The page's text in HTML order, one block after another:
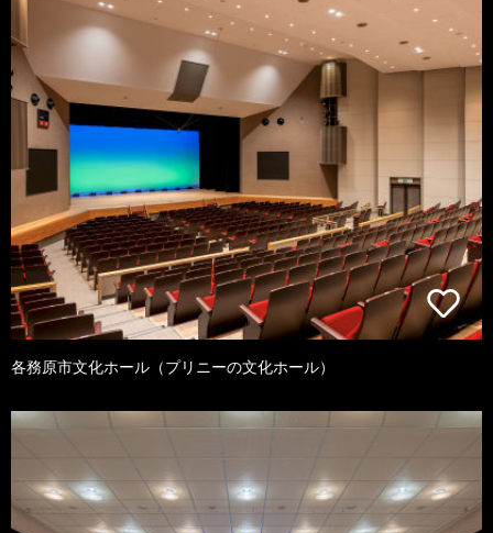
各務原市文化ホール（プリニーの文化ホール）